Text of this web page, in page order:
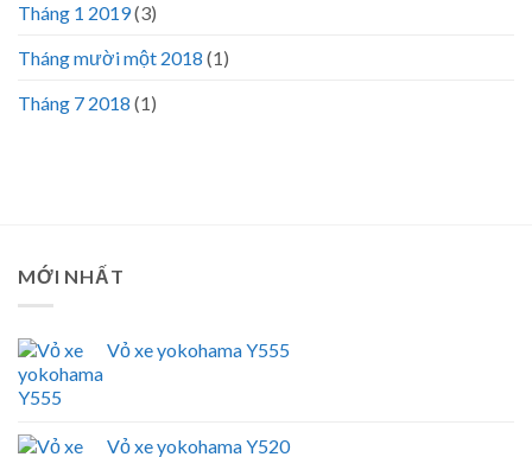
Tháng 1 2019(3)
Tháng mười một 2018 (1)
Tháng 7 2018 (1)
MỚI NHẤT
Vỏ xe yokohama Y555
Vỏ xe yokohama Y520